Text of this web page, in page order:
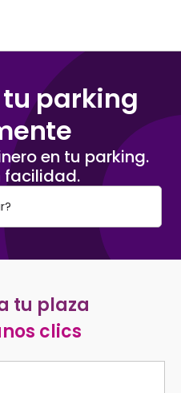
parking
en tu parking.
facilidad.
tu plaza
clics